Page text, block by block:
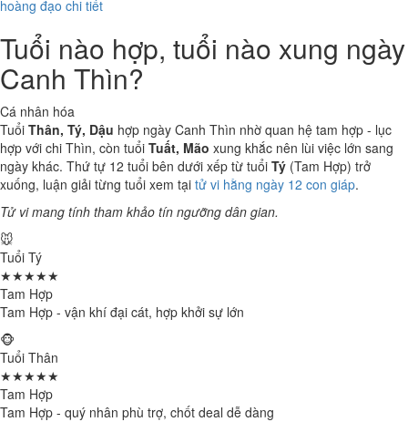
hoàng đạo chi tiết
Tuổi nào hợp, tuổi nào xung ngày
Canh Thìn?
Cá nhân hóa
Tuổi Thân, Tý, Dậu hợp ngày Canh Thìn nhờ quan hệ tam hợp - lục
hợp với chi Thìn, còn tuổi Tuất, Mão xung khắc nên lùi việc lớn sang
ngày khác. Thứ tự 12 tuổi bên dưới xếp từ tuổi Tý (Tam Hợp) trở
xuống, luận giải từng tuổi xem tại tử vi hằng ngày 12 con giáp.
Tử vi mang tính tham khảo tín ngưỡng dân gian.
🐭
Tuổi Tý
★★★★★
Tam Hợp
Tam Hợp - vận khí đại cát, hợp khởi sự lớn
🐵
Tuổi Thân
★★★★★
Tam Hợp
Tam Hợp - quý nhân phù trợ, chốt deal dễ dàng